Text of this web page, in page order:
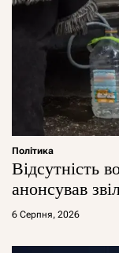
Політика
Відсутність
анонсував
6 Серпня, 2026